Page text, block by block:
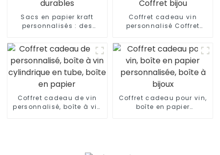
Sacs en papier kraft
personnalisés : des
Coffret cadeau vin
personnalisé Coffret
Coffret cadeau de vin
personnalisé, boîte à vin
Coffret cadeau pour vin,
boîte en papier